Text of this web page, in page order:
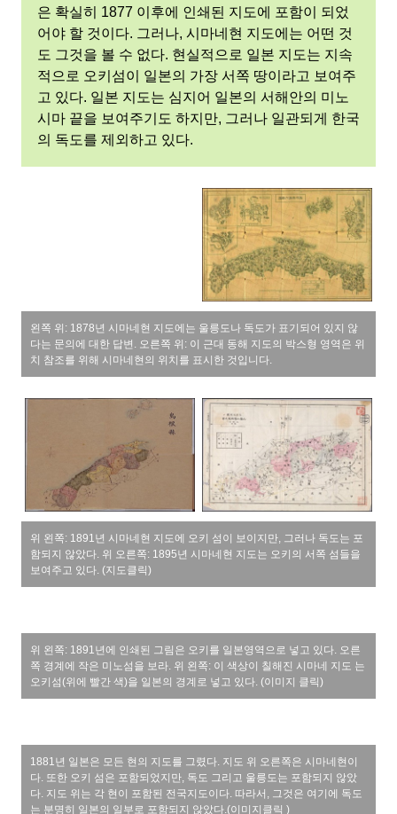
은 확실히 1877 이후에 인쇄된 지도에 포함이 되었
어야 할 것이다. 그러나, 시마네현 지도에는 어떤 것
도 그것을 볼 수 없다. 현실적으로 일본 지도는 지속
적으로 오키섬이 일본의 가장 서쪽 땅이라고 보여주
고 있다. 일본 지도는 심지어 일본의 서해안의 미노
시마 끝을 보여주기도 하지만, 그러나 일관되게 한국
의 독도를 제외하고 있다.
왼쪽 위: 1878년 시마네현 지도에는 울릉도나 독도가 표기되어 있지 않
다는 문의에 대한 답변. 오른쪽 위: 이 근대 동해 지도의 박스형 영역은 위
치 참조를 위해 시마네현의 위치를 표시한 것입니다.
위 왼쪽: 1891년 시마네현 지도에 오키 섬이 보이지만, 그러나 독도는 포
함되지 않았다. 위 오른쪽: 1895년 시마네현 지도는 오키의 서쪽 섬들을
보여주고 있다. (지도클릭)
위 왼쪽: 1891년에 인쇄된 그림은 오키를 일본영역으로 넣고 있다. 오른
쪽 경계에 작은 미노섬을 보라. 위 왼쪽: 이 색상이 칠해진 시마네 지도 는
오키섬(위에 빨간 색)을 일본의 경계로 넣고 있다. (이미지 클릭)
1881년 일본은 모든 현의 지도를 그렸다. 지도 위 오른쪽은 시마네현이
다. 또한 오키 섬은 포함되었지만, 독도 그리고 울릉도는 포함되지 않았
다. 지도 위는 각 현이 포함된 전국지도이다. 따라서, 그것은 여기에 독도
는 분명히 일본의 일부로 포함되지 않았다.(이미지클릭 )